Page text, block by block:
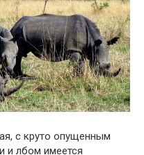
с круто опущенным
и лбом имеется